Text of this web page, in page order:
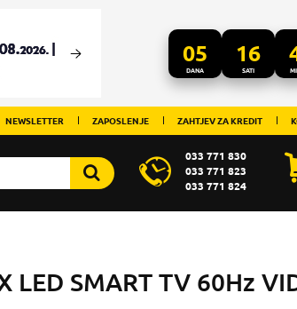
05
DANA
16
SATI
NEWSLETTER ZAPOSLENJE ZAHTJEV ZA KREDIT
033 771 830
033 771 823
033 771 824
LED SMART TV 60Hz